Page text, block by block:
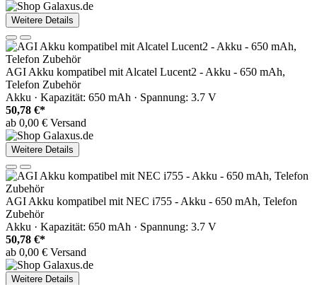
Weitere Details
AGI Akku kompatibel mit Alcatel Lucent2 - Akku - 650 mAh,
Telefon Zubehör
Akku · Kapazität: 650 mAh · Spannung: 3.7 V
50,78 €*
ab 0,00 € Versand
Weitere Details
AGI Akku kompatibel mit NEC i755 - Akku - 650 mAh, Telefon
Zubehör
Akku · Kapazität: 650 mAh · Spannung: 3.7 V
50,78 €*
ab 0,00 € Versand
Weitere Details